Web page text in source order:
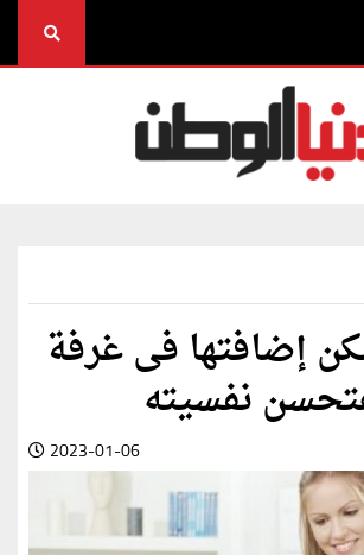
إضافتها فى غرفة
نفسيته
2023-01-06